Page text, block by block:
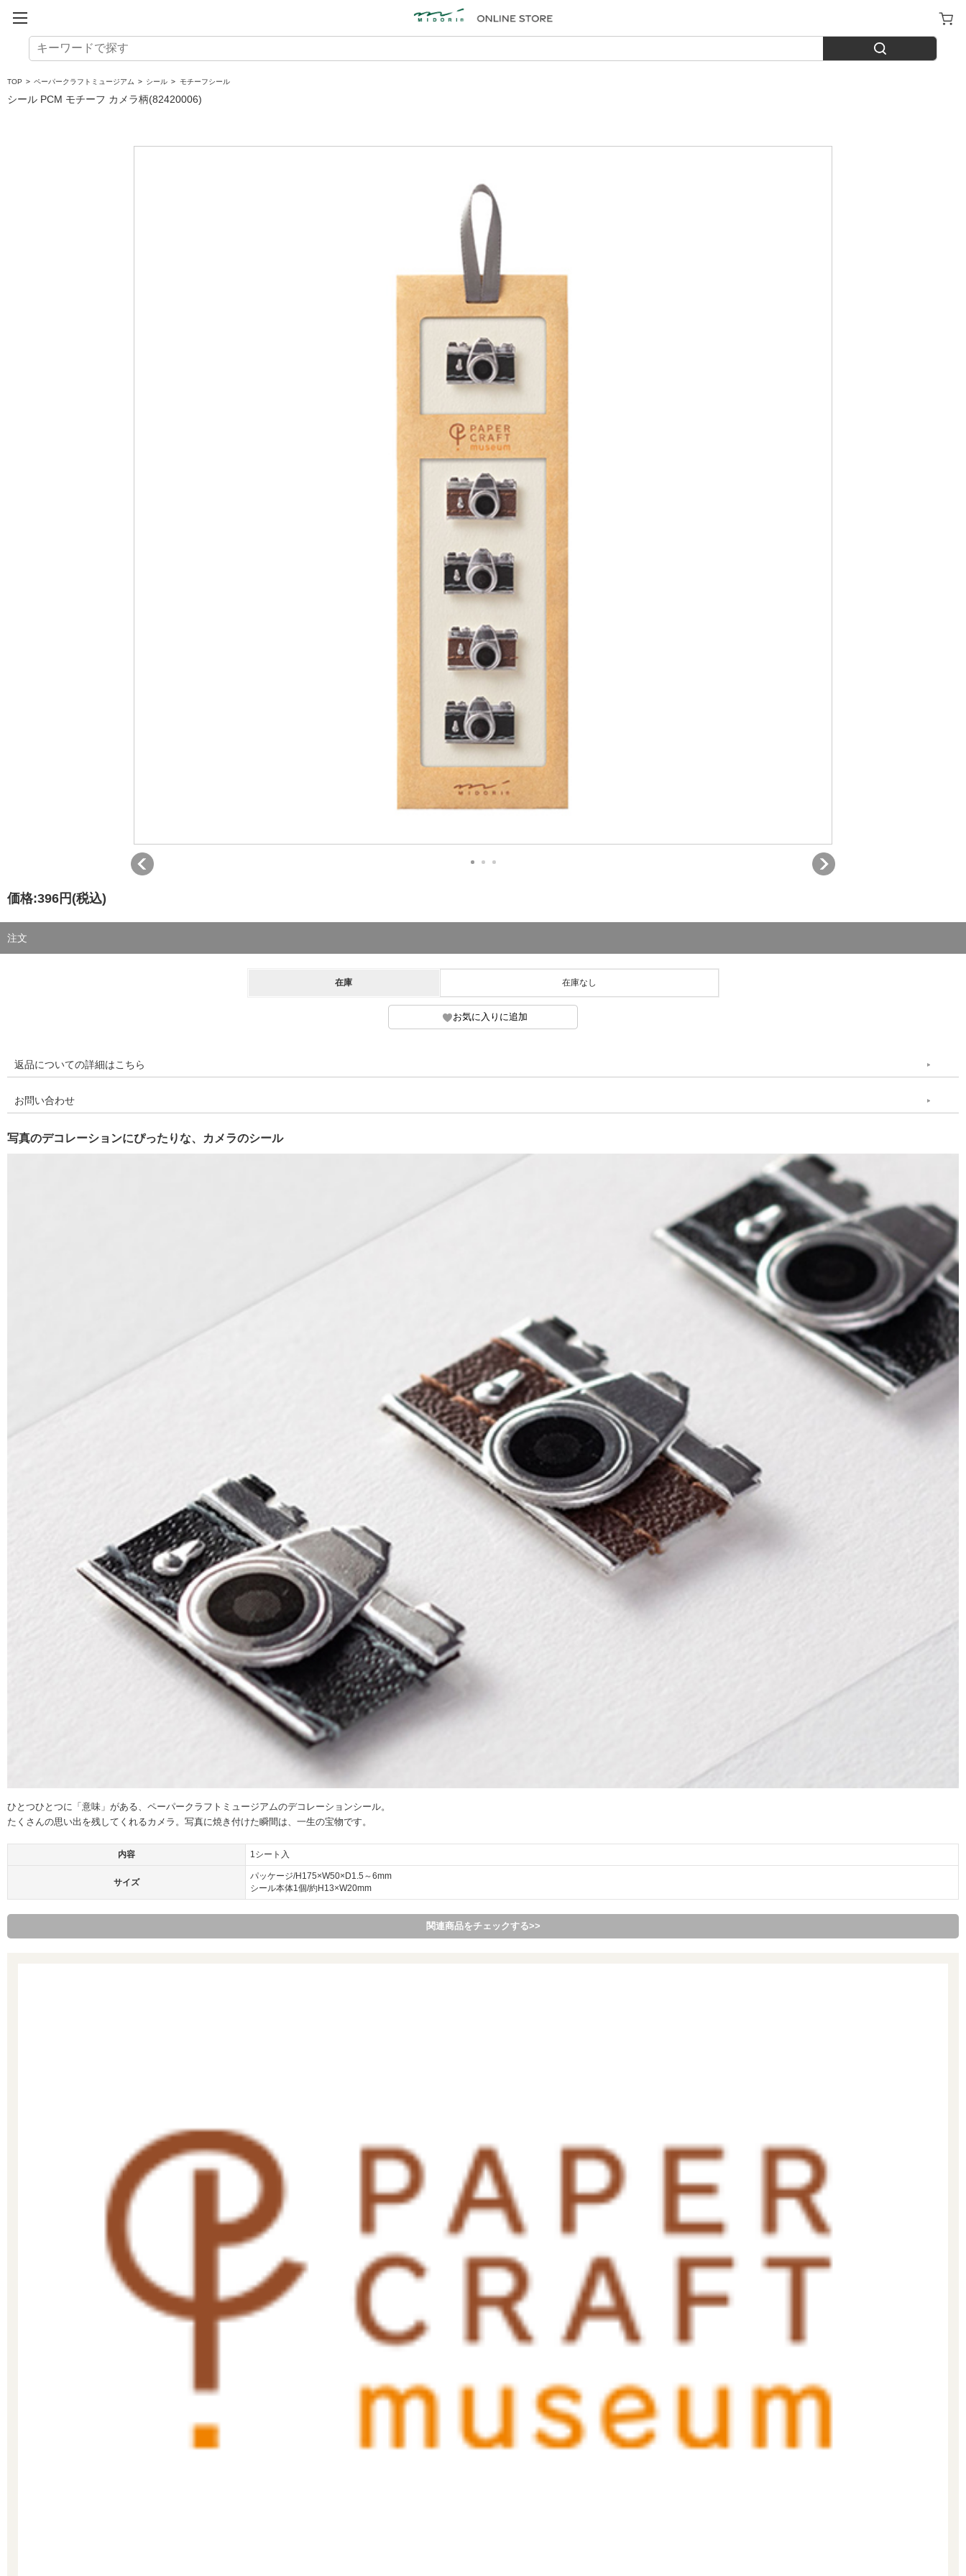
TOP > ペーパークラフトミュージアム > シール > モチーフシール
シール PCM モチーフ カメラ柄(82420006)
価格:396円 (税込)
注文
在庫 在庫なし
返品についての詳細はこちら
お問い合わせ
写真のデコレーションにぴったりな、カメラのシール
ひとつひとつに「意味」がある、ペーパークラフトミュージアムのデコレーションシール。
たくさんの思い出を残してくれるカメラ。写真に焼き付けた瞬間は、一生の宝物です。
内容 1シート入
サイズ
パッケージ/H175×W50×D1.5～6mm
シール本体1個/約H13×W20mm
関連商品をチェックする>>